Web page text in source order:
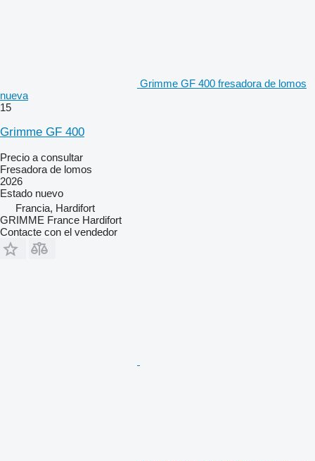
Grimme GF 400 fresadora de lomos
nueva
15
Grimme GF 400
Precio a consultar
Fresadora de lomos
2026
Estado nuevo
Francia, Hardifort
GRIMME France Hardifort
Contacte con el vendedor